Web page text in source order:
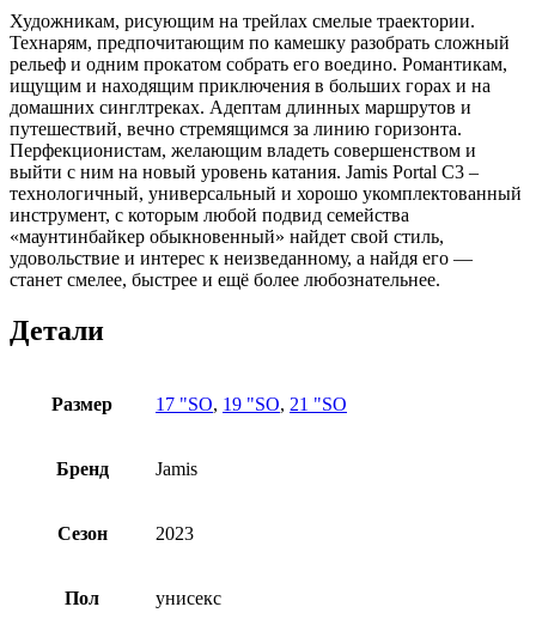
Художникам, рисующим на трейлах смелые траектории.
Технарям, предпочитающим по камешку разобрать сложный
рельеф и одним прокатом собрать его воедино. Романтикам,
ищущим и находящим приключения в больших горах и на
домашних синглтреках. Адептам длинных маршрутов и
путешествий, вечно стремящимся за линию горизонта.
Перфекционистам, желающим владеть совершенством и
выйти с ним на новый уровень катания. Jamis Portal C3 –
технологичный, универсальный и хорошо укомплектованный
инструмент, с которым любой подвид семейства
«маунтинбайкер обыкновенный» найдет свой стиль,
удовольствие и интерес к неизведанному, а найдя его —
станет смелее, быстрее и ещё более любознательнее.
Детали
Размер 17 "SO, 19 "SO, 21 "SO
Бренд Jamis
Сезон 2023
Пол унисекс